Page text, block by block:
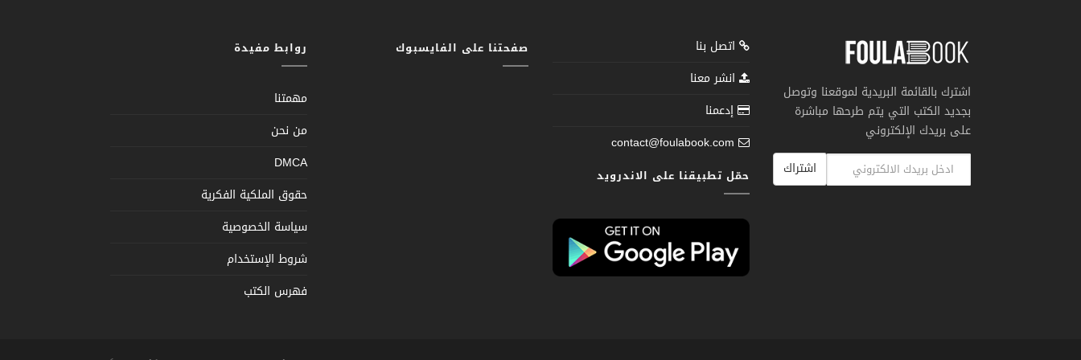
اشترك بالقائمة البريدية لموقعنا وتوصل
بجديد الكتب التي يتم طرحها مباشرة
على بريدك الإلكتروني
اشتراك
اتصل بنا
انشر معنا
إدعمنا
contact@foulabook.com
حمّل تطبيقنا على الاندرويد
صفحتنا على الفايسبوك روابط مفيدة
مهمتنا
من نحن
DMCA
حقوق الملكية الفكرية
سياسة الخصوصية
شروط الإستخدام
فهرس الكتب